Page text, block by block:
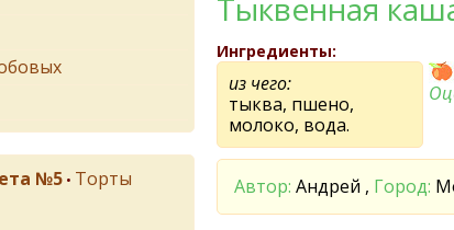
Тыквенная
Ингредиенты:
из чего:
тыква, пшено,
молоко, вода.
Автор: Андрей , Город:
№5 • Торты